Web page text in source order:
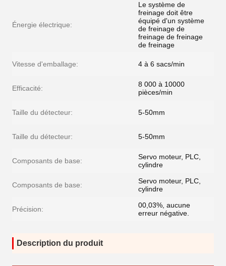
Énergie électrique:
Le système de
freinage doit être
équipé d'un système
de freinage de
freinage de freinage
de freinage
Vitesse d'emballage: 4 à 6 sacs/min
Efficacité:
8 000 à 10000
pièces/min
Taille du détecteur: 5-50mm
Taille du détecteur: 5-50mm
Composants de base:
Servo moteur, PLC,
cylindre
Composants de base:
Servo moteur, PLC,
cylindre
Précision:
00,03%, aucune
erreur négative.
Description du produit